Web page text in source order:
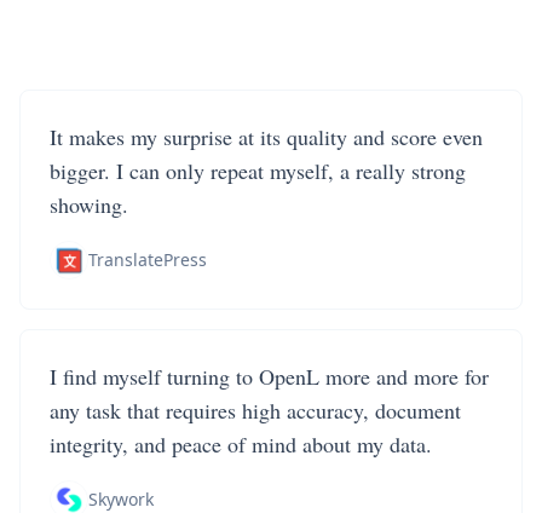
It makes my surprise at its quality and score even
bigger. I can only repeat myself, a really strong
showing.
TranslatePress
I find myself turning to OpenL more and more for
any task that requires high accuracy, document
integrity, and peace of mind about my data.
Skywork